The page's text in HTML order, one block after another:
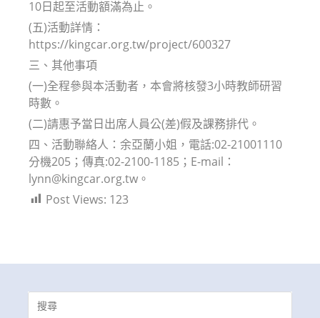
10日起至活動額滿為止。
(五)活動詳情：
https://kingcar.org.tw/project/600327
三、其他事項
(一)全程參與本活動者，本會將核發3小時教師研習
時數。
(二)請惠予當日出席人員公(差)假及課務排代。
四、活動聯絡人：余亞蘭小姐，電話:02-21001110
分機205；傳真:02-2100-1185；E-mail：
lynn@kingcar.org.tw。
Post Views: 123
Search
for: